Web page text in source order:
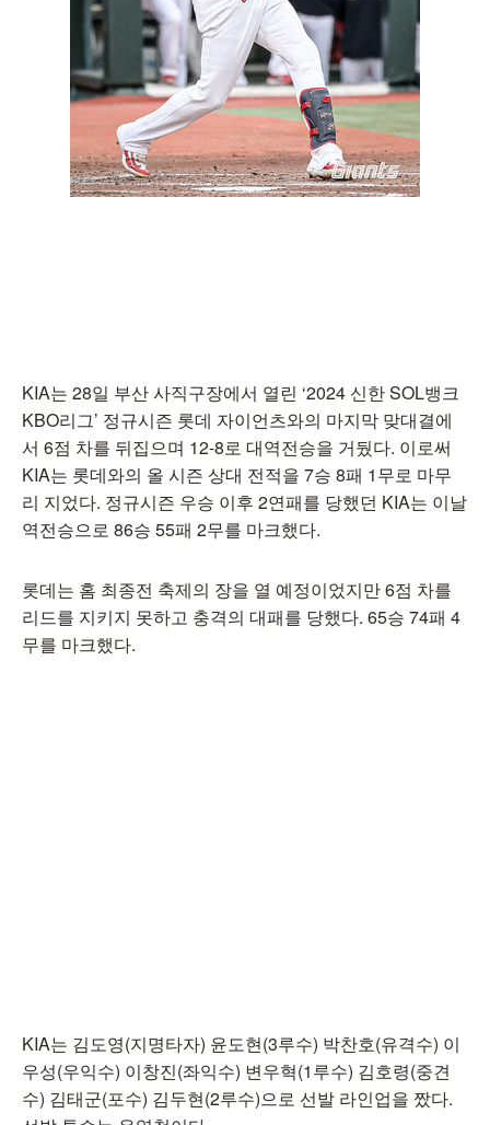
KIA는 28일 부산 사직구장에서 열린 ‘2024 신한 SOL뱅크
KBO리그’ 정규시즌 롯데 자이언츠와의 마지막 맞대결에
서 6점 차를 뒤집으며 12-8로 대역전승을 거뒀다. 이로써
KIA는 롯데와의 올 시즌 상대 전적을 7승 8패 1무로 마무
리 지었다. 정규시즌 우승 이후 2연패를 당했던 KIA는 이날
역전승으로 86승 55패 2무를 마크했다.
롯데는 홈 최종전 축제의 장을 열 예정이었지만 6점 차를
리드를 지키지 못하고 충격의 대패를 당했다. 65승 74패 4
무를 마크했다.
KIA는 김도영(지명타자) 윤도현(3루수) 박찬호(유격수) 이
우성(우익수) 이창진(좌익수) 변우혁(1루수) 김호령(중견
수) 김태군(포수) 김두현(2루수)으로 선발 라인업을 짰다.